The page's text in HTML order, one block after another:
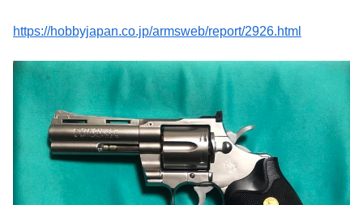
https://hobbyjapan.co.jp/armsweb/report/2926.html